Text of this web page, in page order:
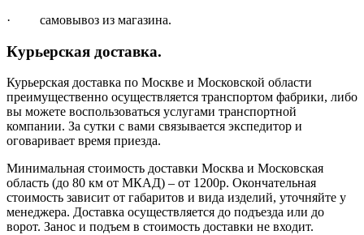
· самовывоз из магазина.
Курьерская доставка.
Курьерская доставка по Москве и Московской области
преимущественно осуществляется транспортом фабрики, либо
вы можете воспользоваться услугами транспортной
компании. За сутки с вами связывается экспедитор и
оговаривает время приезда.
Минимальная стоимость доставки Москва и Московская
область (до 80 км от МКАД) – от 1200р. Окончательная
стоимость зависит от габаритов и вида изделий, уточняйте у
менеджера. Доставка осуществляется до подъезда или до
ворот. Занос и подъем в стоимость доставки не входит.